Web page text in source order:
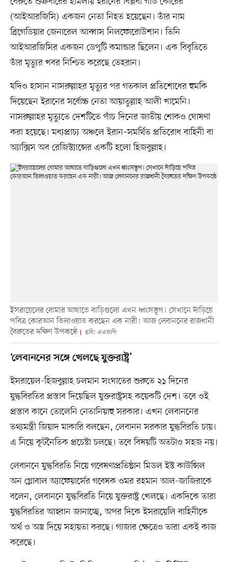
(আইআরজিসি) একজন নেতা নিহত হয়েছেন। তাঁর নাম
ব্রিগেডিয়ার জেনারেল আব্বাস নিলফোরোউশান। তিনি
আইআরজিসির একজন ডেপুটি কমান্ডার ছিলেন। এক বিবৃতিতে
তাঁর মৃত্যুর খবর নিশ্চিত করেছে তেহরান।
যদিও হাসান নাসরুল্লাহর মৃত্যুর পর গতকাল প্রতিশোধের হুমকি
দিয়েছেন ইরানের সর্বোচ্চ নেতা আয়াতুল্লাহ আলী খামেনি।
নাসরুল্লাহর মৃত্যুতে দেশটিতে পাঁচ দিনের জাতীয় শোকও ঘোষণা
করা হয়েছে। মধ্যপ্রাচ্য অঞ্চলে ইরান–সমর্থিত প্রতিরোধ বাহিনী বা
অ্যাক্সিস অব রেজিস্ট্যান্সের একটি হলো হিজবুল্লাহ।
ইসরায়েলের বোমার আঘাতে বাড়িগুলো এখন ধ্বংসস্তূপ। সেখানে দাঁড়িয়ে
পবিত্র কোরআন তিলাওয়াত করছেন এক নারী। আজ লেবাননের রাজধানী
বৈরুতের দক্ষিণ উপকণ্ঠে
ছবি: এএফপি
‘লেবাননের সঙ্গে খেলছে যুক্তরাষ্ট্র’
ইসরায়েল-হিজবুল্লাহ চলমান সংঘাতের শুরুতে ২১ দিনের
যুদ্ধবিরতির প্রস্তাব দিয়েছিল যুক্তরাষ্ট্রসহ কয়েকটি দেশ। তবে ওই
প্রস্তাব কানে তোলেনি নেতানিয়াহু সরকার। এখন লেবাননের
তথ্যমন্ত্রী জিয়াদ মাকারি বলছেন, লেবানন সরকার যুদ্ধবিরতি চায়।
এ নিয়ে কূটনৈতিক প্রচেষ্টা চলছে। তবে বিষয়টি অতটাও সহজ নয়।
লেবাননে যুদ্ধবিরতি নিয়ে গবেষণাপ্রতিষ্ঠান মিডল ইস্ট কাউন্সিল
অন গ্লোবাল অ্যাফেয়ার্সের গবেষক ওমর রহমান আল-জাজিরাকে
বলেন, লেবাননে যুদ্ধবিরতি নিয়ে যুক্তরাষ্ট্র খেলছে। একদিকে তারা
যুদ্ধবিরতির আহ্বান জানাচ্ছে, অপর দিকে ইসরায়েলি বাহিনীকে
অর্থ ও অস্ত্র দিয়ে সহায়তা করছে। গাজার ক্ষেত্রেও তারা একই কাজ
করেছে।